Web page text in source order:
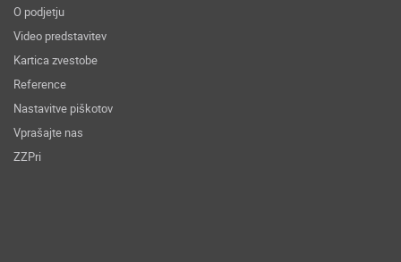
O podjetju
Video predstavitev
Kartica zvestobe
Reference
Nastavitve piškotov
Vprašajte nas
ZZPri